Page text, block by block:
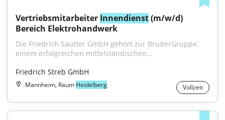
Vertriebsmitarbeiter Innendienst (m/w/d)
Bereich Elektrohandwerk
Die Friedrich Sautter GmbH gehört zur BruderGruppe,
einem erfolgreichen mittelständischen...
Friedrich Streb GmbH
Mannheim, Raum Heidelberg Vollzeit